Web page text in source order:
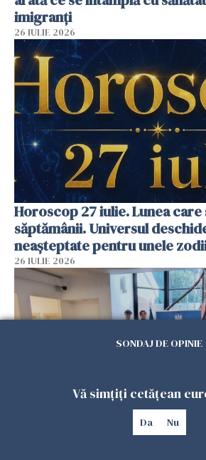
imigranți
26 IULIE 2026
Horoscop 27 iulie. Lunea
săptămânii. Universul
neașteptate pentru unele
26 IULIE 2026
Accidente, spitalizare sau alte
SONDAJ DE OPINIE
Vă simțiți cetățean
Da Nu